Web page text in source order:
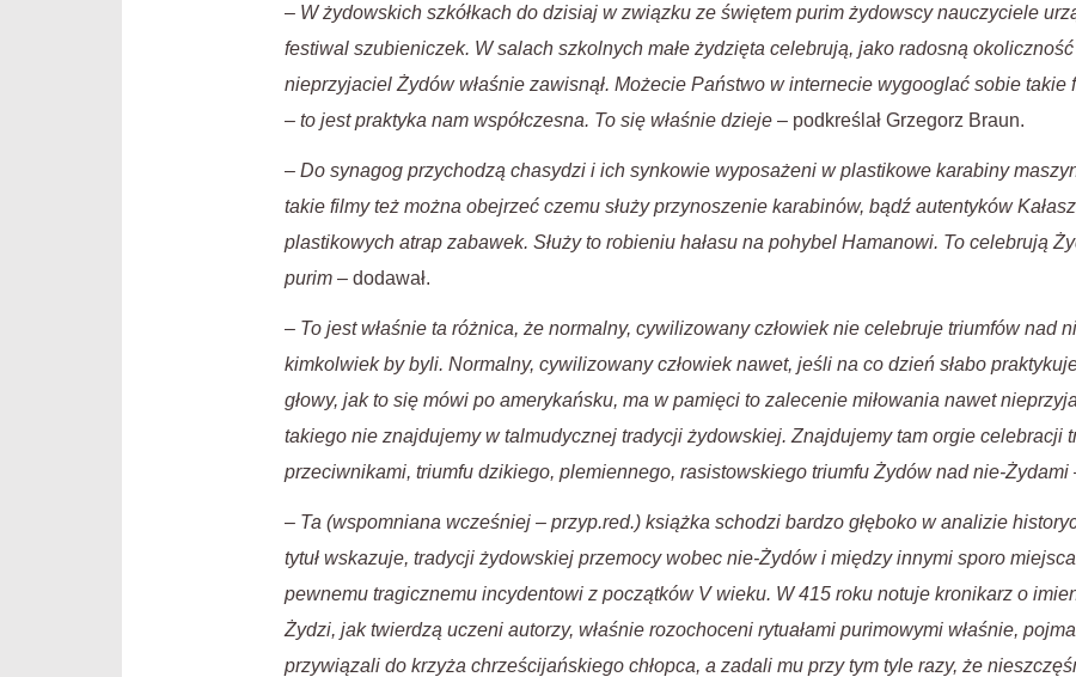
– W żydowskich szkółkach do dzisiaj w związku ze świętem purim żydowscy nauczyciele
festiwal szubieniczek. W salach szkolnych małe żydzięta celebrują, jako radosną
nieprzyjaciel Żydów właśnie zawisnął. Możecie Państwo w internecie wygooglać sobie takie
– to jest praktyka nam współczesna. To się właśnie dzieje – podkreślał Grzegorz Braun.
– Do synagog przychodzą chasydzi i ich synkowie wyposażeni w plastikowe karabiny
takie filmy też można obejrzeć czemu służy przynoszenie karabinów, bądź autentyków
plastikowych atrap zabawek. Służy to robieniu hałasu na pohybel Hamanowi. To celebrują
purim – dodawał.
– To jest właśnie ta różnica, że normalny, cywilizowany człowiek nie celebruje triumfów nad
kimkolwiek by byli. Normalny, cywilizowany człowiek nawet, jeśli na co dzień słabo
głowy, jak to się mówi po amerykańsku, ma w pamięci to zalecenie miłowania nawet
takiego nie znajdujemy w talmudycznej tradycji żydowskiej. Znajdujemy tam orgie celebracji
przeciwnikami, triumfu dzikiego, plemiennego, rasistowskiego triumfu Żydów nad nie-Żydami
– Ta (wspomniana wcześniej – przyp.red.) książka schodzi bardzo głęboko w analizie
tytuł wskazuje, tradycji żydowskiej przemocy wobec nie-Żydów i między innymi sporo
pewnemu tragicznemu incydentowi z początków V wieku. W 415 roku notuje kronikarz o
Żydzi, jak twierdzą uczeni autorzy, właśnie rozochoceni rytuałami purimowymi właśnie,
przywiązali do krzyża chrześcijańskiego chłopca, a zadali mu przy tym tyle razy, że